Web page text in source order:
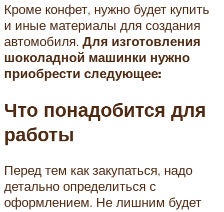
Кроме конфет, нужно будет купить
и иные материалы для создания
автомобиля. Для изготовления
шоколадной машинки нужно
приобрести следующее:
Что понадобится для
работы
Перед тем как закупаться, надо
детально определиться с
оформлением. Не лишним будет